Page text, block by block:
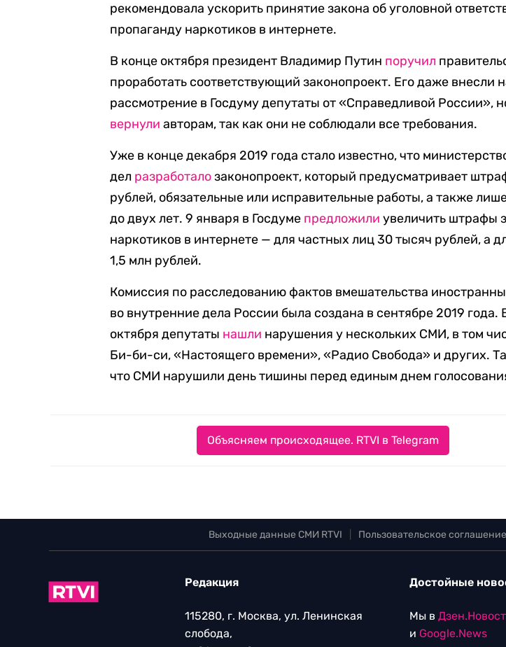
рекомендовала ускорить принятие закона об уголовной
пропаганду наркотиков в интернете.
В конце октября президент Владимир Путин поручил
проработать соответствующий законопроект. Его даже внесли
рассмотрение в Госдуму депутаты от «Справедливой России»,
вернули авторам, так как они не соблюдали все требования.
Уже в конце декабря 2019 года стало известно, что
дел разработалозаконопроект, который предусматривает
рублей, обязательные или исправительные работы, а также
до двух лет. 9 января в Госдуме предложили увеличить штрафы
наркотиков в интернете — для частных лиц 30 тысяч рублей, а
1,5 млн рублей.
Комиссия по расследованию фактов вмешательства
во внутренние дела России была создана в сентябре 2019 года.
октября депутаты нашли нарушения у нескольких СМИ, в том
Би-би-си, «Настоящего времени», «Радио Свобода» и других.
что СМИ нарушили день тишины перед единым днем
Объясняем происходящее. RTVI в Telegram
Выходные данные СМИ RTVI Пользовательское соглашение
Редакция
115280, г. Москва, ул. Ленинская
слобода,
Достойные
Мы в
и Google.News